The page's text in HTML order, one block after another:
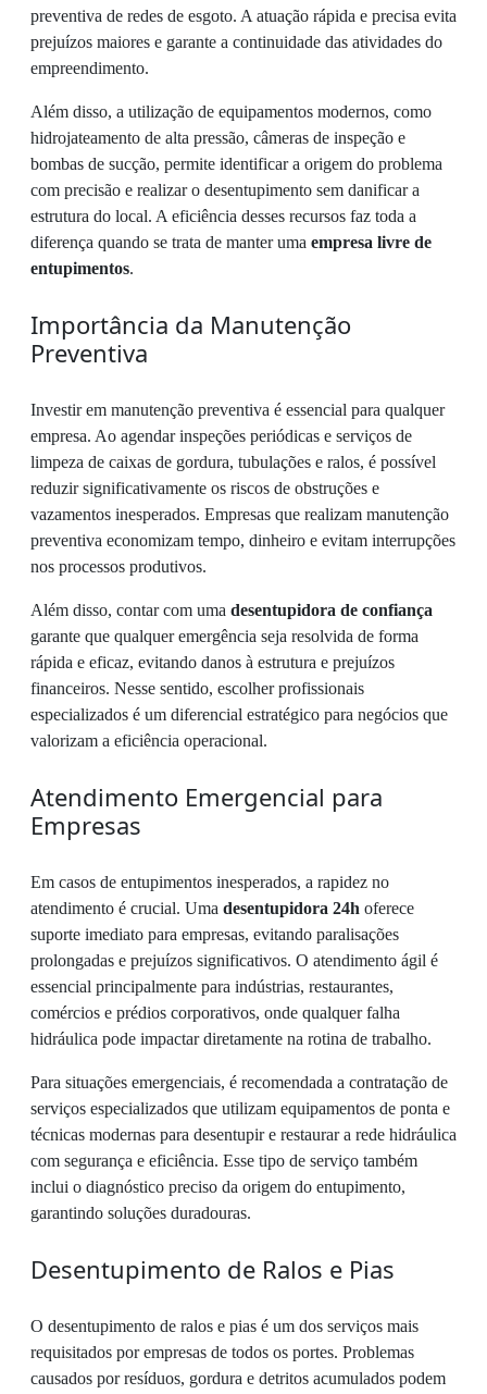
preventiva de redes de esgoto. A atuação rápida e precisa evita
prejuízos maiores e garante a continuidade das atividades do
empreendimento.
Além disso, a utilização de equipamentos modernos, como
hidrojateamento de alta pressão, câmeras de inspeção e
bombas de sucção, permite identificar a origem do problema
com precisão e realizar o desentupimento sem danificar a
estrutura do local. A eficiência desses recursos faz toda a
diferença quando se trata de manter uma empresa livre de
entupimentos.
Importância da Manutenção
Preventiva
Investir em manutenção preventiva é essencial para qualquer
empresa. Ao agendar inspeções periódicas e serviços de
limpeza de caixas de gordura, tubulações e ralos, é possível
reduzir significativamente os riscos de obstruções e
vazamentos inesperados. Empresas que realizam manutenção
preventiva economizam tempo, dinheiro e evitam interrupções
nos processos produtivos.
Além disso, contar com uma desentupidora de confiança
garante que qualquer emergência seja resolvida de forma
rápida e eficaz, evitando danos à estrutura e prejuízos
financeiros. Nesse sentido, escolher profissionais
especializados é um diferencial estratégico para negócios que
valorizam a eficiência operacional.
Atendimento Emergencial para
Empresas
Em casos de entupimentos inesperados, a rapidez no
atendimento é crucial. Uma desentupidora 24h oferece
suporte imediato para empresas, evitando paralisações
prolongadas e prejuízos significativos. O atendimento ágil é
essencial principalmente para indústrias, restaurantes,
comércios e prédios corporativos, onde qualquer falha
hidráulica pode impactar diretamente na rotina de trabalho.
Para situações emergenciais, é recomendada a contratação de
serviços especializados que utilizam equipamentos de ponta e
técnicas modernas para desentupir e restaurar a rede hidráulica
com segurança e eficiência. Esse tipo de serviço também
inclui o diagnóstico preciso da origem do entupimento,
garantindo soluções duradouras.
Desentupimento de Ralos e Pias
O desentupimento de ralos e pias é um dos serviços mais
requisitados por empresas de todos os portes. Problemas
causados por resíduos, gordura e detritos acumulados podem